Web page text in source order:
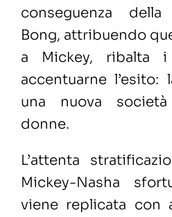
conseguenza
Bong, attribuendo
a Mickey, ribalta
accentuarne
una nuova
donne.
L’attenta
Mickey-Nasha
viene replicata con